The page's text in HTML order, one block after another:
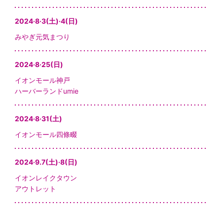
2024·8·3(土)·4(日)
みやぎ元気まつり
2024·8·25(日)
イオンモール神戸
ハーバーランドumie
2024·8·31(土)
イオンモール四條畷
2024·9.7(土)·8(日)
イオンレイクタウン
アウトレット